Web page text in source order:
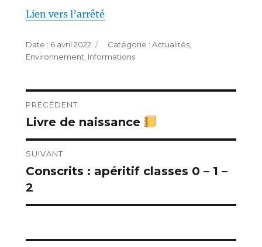
Lien vers l’arrêté
Publié
le
6 avril 2022 Catégories
Actualités,
Environnement Informations
Navigation
de
l’article
PRÉCÉDENT
Publication
précédente :
Livre de naissance
SUIVANT
Publication
suivante :
Conscrits : apéritif classes 0 – 1 –
2